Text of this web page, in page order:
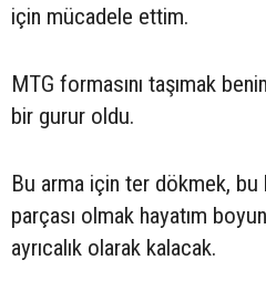
için mücadele ettim.
MTG formasını taşımak
bir gurur oldu.
Bu arma için ter dökmek, bu
parçası olmak hayatım
ayrıcalık olarak kalacak.